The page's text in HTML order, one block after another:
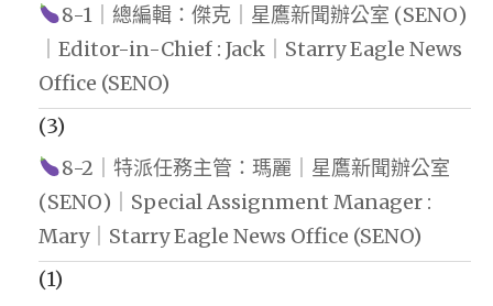
8-1｜總編輯：傑克｜星鷹新聞辦公室 (SENO)
｜Editor-in-Chief : Jack｜Starry Eagle News
Office (SENO)
(3)
8-2｜特派任務主管：瑪麗｜星鷹新聞辦公室
(SENO)｜Special Assignment Manager :
Mary｜Starry Eagle News Office (SENO)
(1)